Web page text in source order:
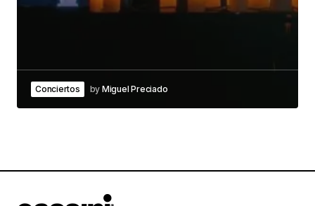
Conciertos by Miguel Preciado